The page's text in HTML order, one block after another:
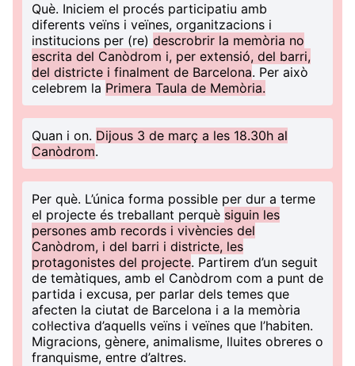
Què. Iniciem el procés participatiu amb
diferents veïns i veïnes, organitzacions i
institucions per (re) descrobrir la memòria no
escrita del Canòdrom i, per extensió, del barri,
del districte i finalment de Barcelona. Per això
celebrem la Primera Taula de Memòria.
Quan i on. Dijous 3 de març a les 18.30h al
Canòdrom.
Per què. L’única forma possible per dur a terme
el projecte és treballant perquè siguin les
persones amb records i vivències del
Canòdrom, i del barri i districte, les
protagonistes del projecte. Partirem d’un seguit
de temàtiques, amb el Canòdrom com a punt de
partida i excusa, per parlar dels temes que
afecten la ciutat de Barcelona i a la memòria
col·lectiva d’aquells veïns i veïnes que l’habiten.
Migracions, gènere, animalisme, lluites obreres o
franquisme, entre d’altres.